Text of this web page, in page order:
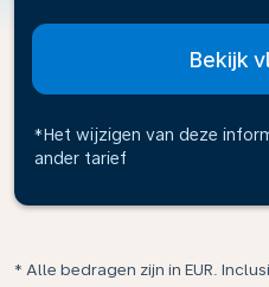
Bekijk
*Het wijzigen van deze
ander tarief
* Alle bedragen zijn in EUR.